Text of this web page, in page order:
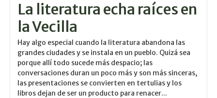
La literatura echa raíces en
la Vecilla
Hay algo especial cuando la literatura abandona las
grandes ciudades y se instala en un pueblo. Quizá sea
porque allí todo sucede más despacio; las
conversaciones duran un poco más y son más sinceras,
las presentaciones se convierten en tertulias y los
libros dejan de ser un producto para renacer...